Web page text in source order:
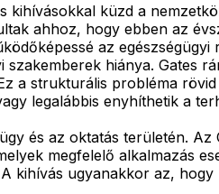
küzd a
ahhoz, hogy ebben az
az
hiánya. Gates
a strukturális probléma
legalábbis enyhíthetik a
és az oktatás területén.
megfelelő alkalmazás
kihívás ugyanakkor az,